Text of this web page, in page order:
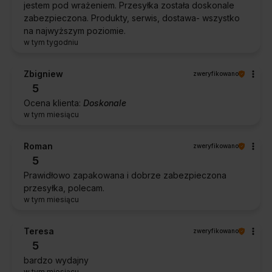
jestem pod wrażeniem. Przesyłka została doskonale
zabezpieczona. Produkty, serwis, dostawa- wszystko
na najwyższym poziomie.
w tym tygodniu
Zbigniew zweryfikowano
5
Ocena klienta: Doskonale
w tym miesiącu
Roman zweryfikowano
5
Prawidłowo zapakowana i dobrze zabezpieczona
przesyłka, polecam.
w tym miesiącu
Teresa zweryfikowano
5
bardzo wydajny